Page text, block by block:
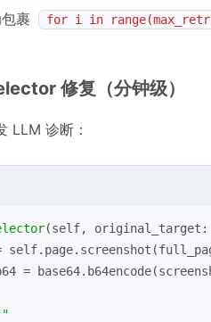
裹
for i in
修复（分钟级）
LLM 诊断：
(self,
=